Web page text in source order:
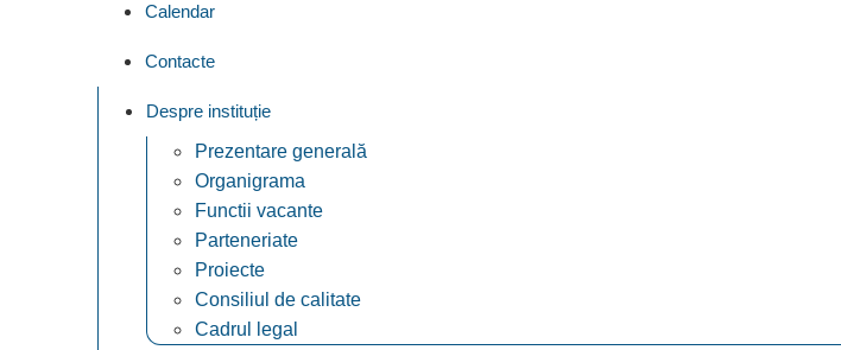
Calendar
Contacte
Despre instituție
Prezentare generală
Organigrama
Functii vacante
Parteneriate
Proiecte
Consiliul de calitate
Cadrul legal